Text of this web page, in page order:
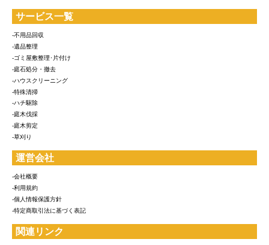
サービス一覧
-不用品回収
-遺品整理
-ゴミ屋敷整理･片付け
-庭石処分・撤去
-ハウスクリーニング
-特殊清掃
-ハチ駆除
-庭木伐採
-庭木剪定
-草刈り
運営会社
-会社概要
-利用規約
-個人情報保護方針
-特定商取引法に基づく表記
関連リンク